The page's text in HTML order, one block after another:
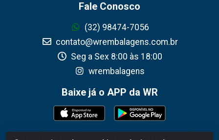
Fale Conosco
(32) 98474-7056
contato@wrembalagens.com.br
Seg a Sex 8:00 às 18:00
wrembalagens
Baixe já o APP da WR